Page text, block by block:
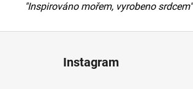
"Inspirováno mořem, vyrobeno srdcem"
Instagram